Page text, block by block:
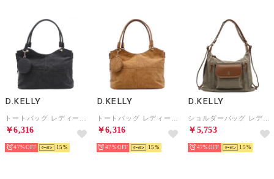
D.KELLY
￥6,316
47% 15
D.KELLY
￥6,316
47% 15
D.KELLY
￥5,753
47% 15